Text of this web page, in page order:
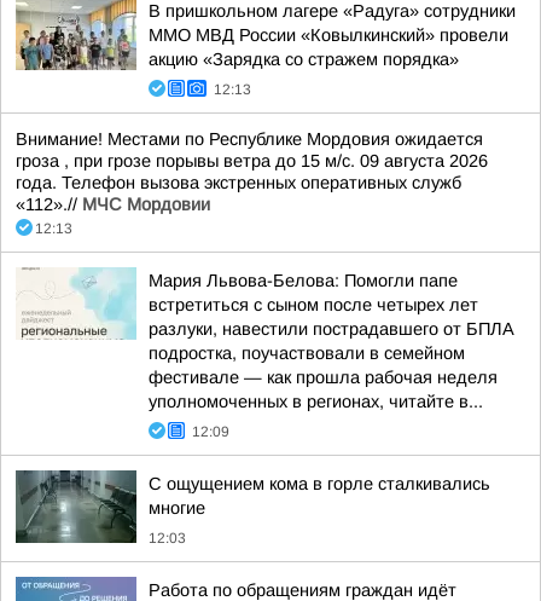
В пришкольном лагере «Радуга» сотрудники
ММО МВД России «Ковылкинский» провели
акцию «Зарядка со стражем порядка»
12:13
Внимание! Местами по Республике Мордовия ожидается
гроза , при грозе порывы ветра до 15 м/с. 09 августа 2026
года. Телефон вызова экстренных оперативных служб
«112».// МЧС Мордовии
12:13
Мария Львова-Белова: Помогли папе
встретиться с сыном после четырех лет
разлуки, навестили пострадавшего от БПЛА
подростка, поучаствовали в семейном
фестивале — как прошла рабочая неделя
уполномоченных в регионах, читайте в...
12:09
С ощущением кома в горле сталкивались
многие
12:03
Работа по обращениям граждан идёт